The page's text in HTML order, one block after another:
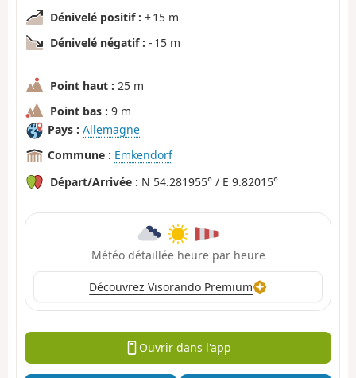
Dénivelé positif : + 15 m
Dénivelé négatif : - 15 m
Point haut : 25 m
Point bas : 9 m
Pays : Allemagne
Commune : Emkendorf
Départ/Arrivée : N 54.281955° / E 9.82015°
Météo détaillée heure par heure
Découvrez Visorando Premium
Ouvrir dans l'app